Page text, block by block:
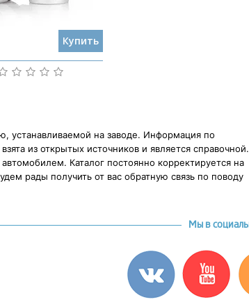
Купить
устанавливаемой на заводе. Информация по
из открытых источников и является
Каталог постоянно корректируется на
рады получить от вас обратную связь по поводу
Мы в